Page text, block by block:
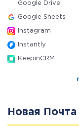
Google Drive
Google Sheets
Instagram
Instantly
KeepinCRM
Новая Почта